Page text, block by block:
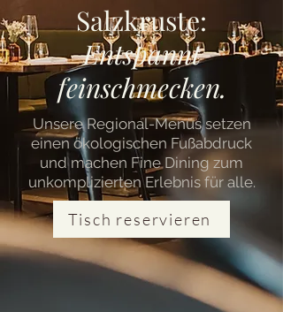
Salzkruste:
Entspannt
feinschmecken.
Unsere Regional-Menüs setzen
einen ökologischen Fußabdruck
und machen Fine Dining zum
unkomplizierten Erlebnis für alle.
Tisch reservieren